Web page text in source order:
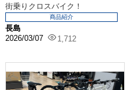
街乗りクロスバイク！
長島
2026/03/07
1,712
商品紹介